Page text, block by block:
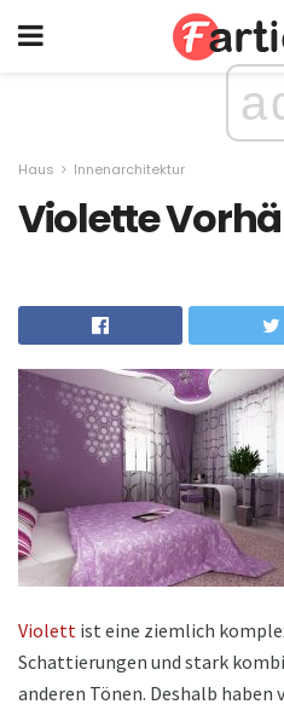
Haus Innenarchitektur
Violette
Violett ist eine ziemlich
Schattierungen und stark
anderen Tönen. Deshalb haben